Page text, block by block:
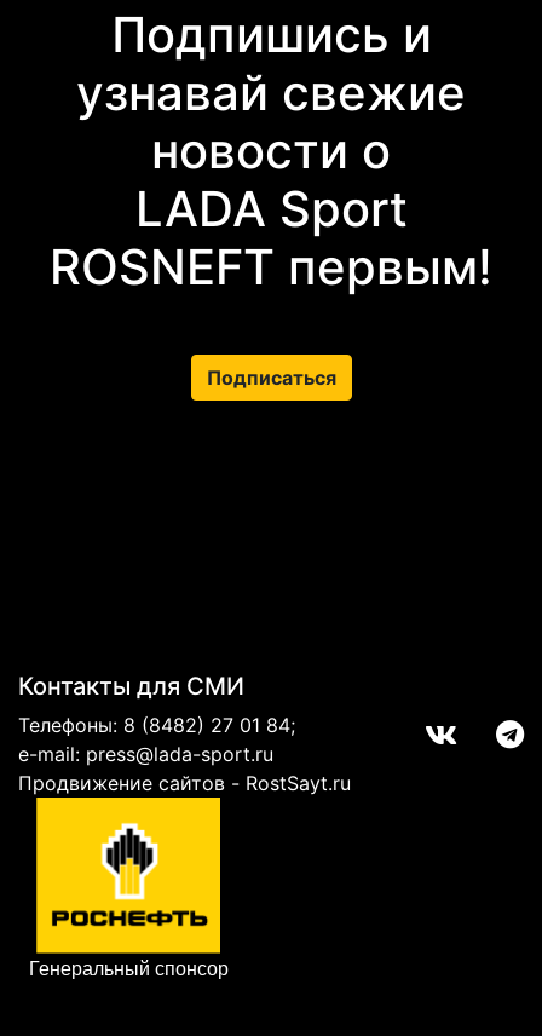
Подпишись и
узнавай свежие
новости о
LADA Sport
ROSNEFT первым!
Подписаться
Контакты для СМИ
Телефоны: 8 (8482) 27 01 84;
e-mail: press@lada-sport.ru
Продвижение сайтов - RostSayt.ru
Генеральный спонсор